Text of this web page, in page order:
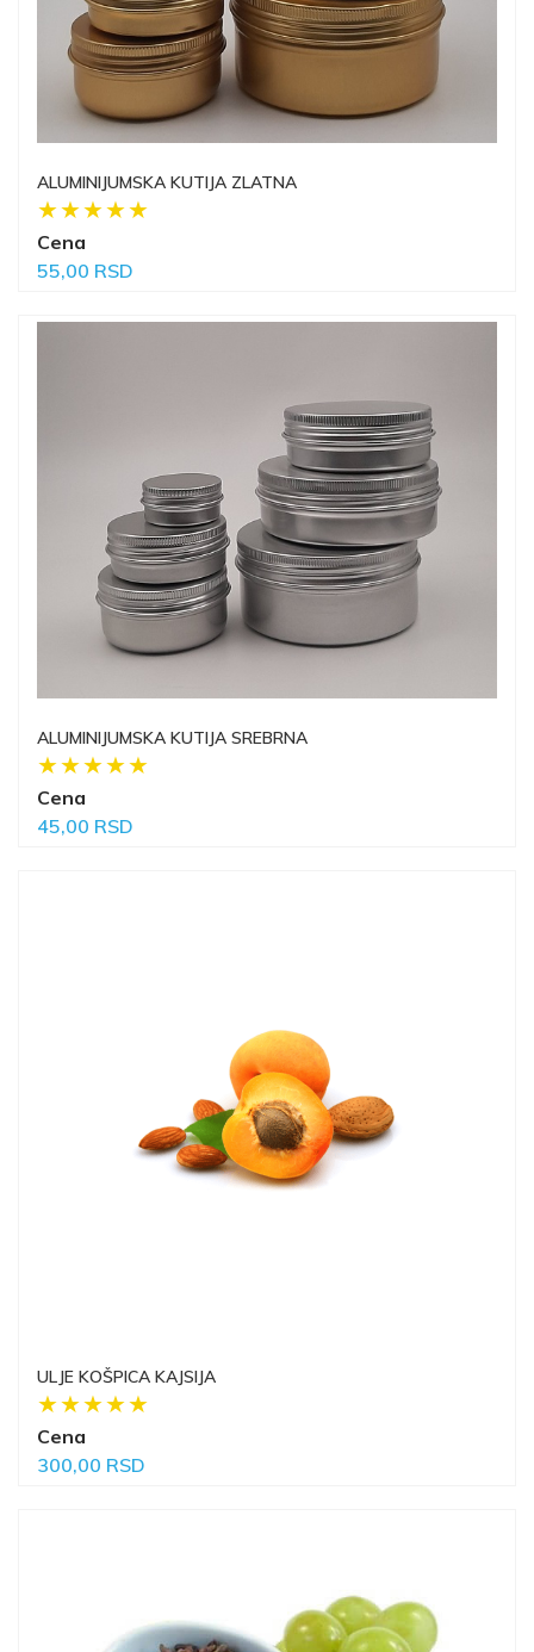
ALUMINIJUMSKA KUTIJA ZLATNA
Cena
55,00 RSD
ALUMINIJUMSKA KUTIJA SREBRNA
Cena
45,00 RSD
ULJE KOŠPICA KAJSIJA
Cena
300,00 RSD